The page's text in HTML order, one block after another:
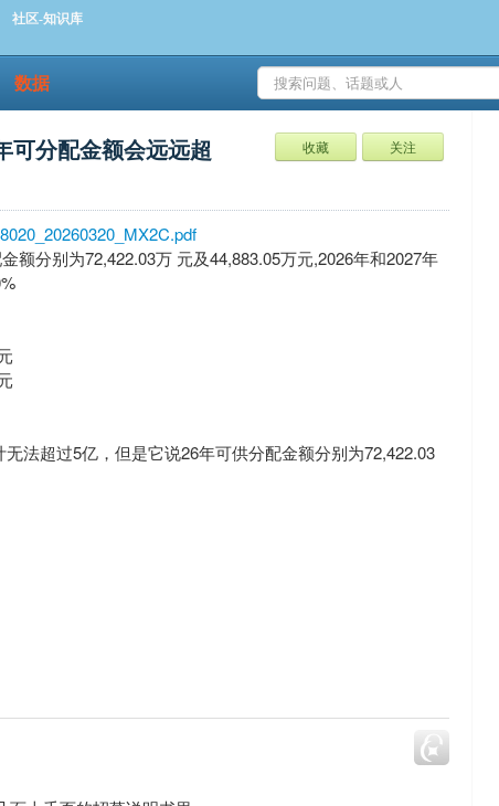
社区-知识库
数据
分配金额会远远超
收藏 关注
额分别为72,422.03万 元及44,883.05万元,2026年和2027年
法超过5亿，但是它说26年可供分配金额分别为72,422.03